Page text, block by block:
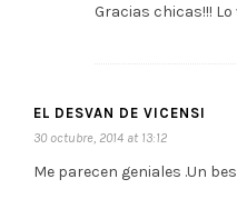
Gracias chicas!!!
EL DESVAN DE VICENSI
30 octubre, 2014 at 13:12
Me parecen geniales .Un